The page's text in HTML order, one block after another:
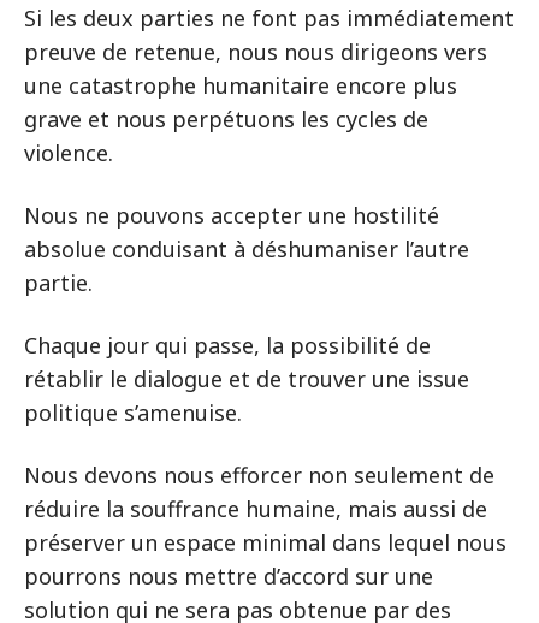
Si les deux parties ne font pas immédiatement
preuve de retenue, nous nous dirigeons vers
une catastrophe humanitaire encore plus
grave et nous perpétuons les cycles de
violence.
Nous ne pouvons accepter une hostilité
absolue conduisant à déshumaniser l’autre
partie.
Chaque jour qui passe, la possibilité de
rétablir le dialogue et de trouver une issue
politique s’amenuise.
Nous devons nous efforcer non seulement de
réduire la souffrance humaine, mais aussi de
préserver un espace minimal dans lequel nous
pourrons nous mettre d’accord sur une
solution qui ne sera pas obtenue par des